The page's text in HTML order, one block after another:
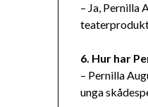
– Ja, Pernilla
6. Hur har
– Pernilla
unga